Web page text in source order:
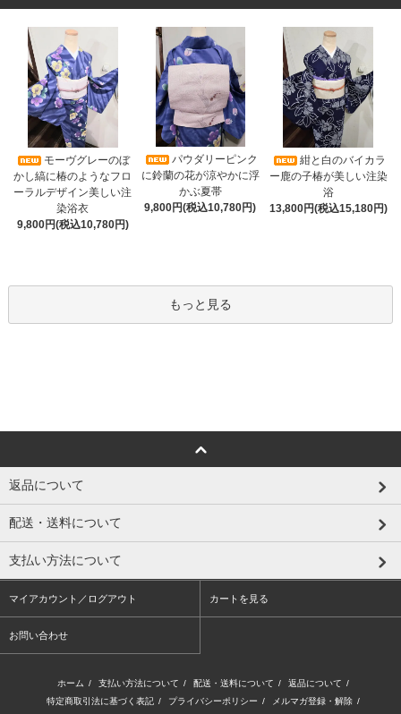
モーヴグレーのぼ
かし縞に椿のようなフロ
ーラルデザイン美しい注
染浴衣
9,800円(税込10,780円)
パウダリーピンク
に鈴蘭の花が涼やかに浮
かぶ夏帯
9,800円(税込10,780円)
紺と白のバイカラ
ー鹿の子椿が美しい注染
浴
13,800円(税込15,180円)
もっと見る
返品について
配送・送料について
支払い方法について
マイアカウント／ログアウト カートを見る
お問い合わせ
ホーム / 支払い方法について / 配送・送料について / 返品について /
特定商取引法に基づく表記 / プライバシーポリシー / メルマガ登録・解除 /